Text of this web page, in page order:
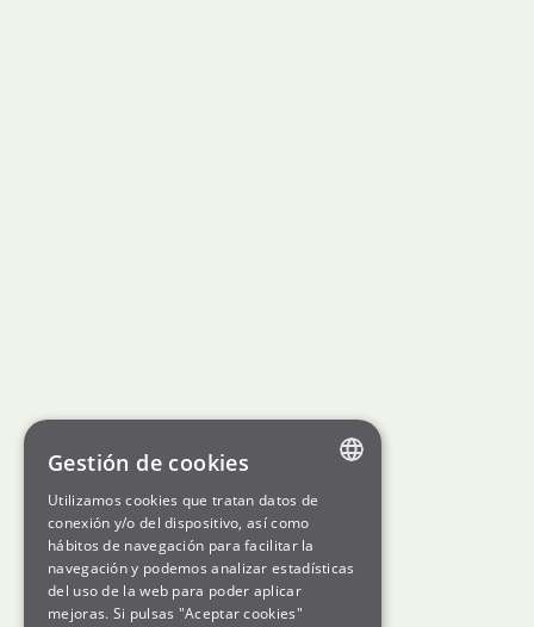
ENGLISH
SPANISH
GL
Gestión de cookies
Utilizamos cookies que tratan datos de
conexión y/o del dispositivo, así como
hábitos de navegación para facilitar la
navegación y podemos analizar estadísticas
del uso de la web para poder aplicar
mejoras. Si pulsas "Aceptar cookies"